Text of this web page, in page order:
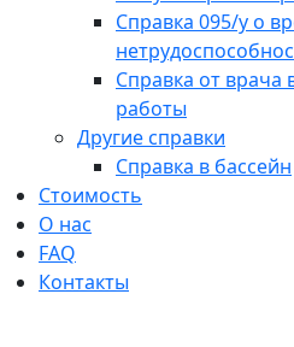
Справка 095/у о
Справка от
работы
Другие справки
Справка в бассейн
Стоимость
О нас
FAQ
Контакты